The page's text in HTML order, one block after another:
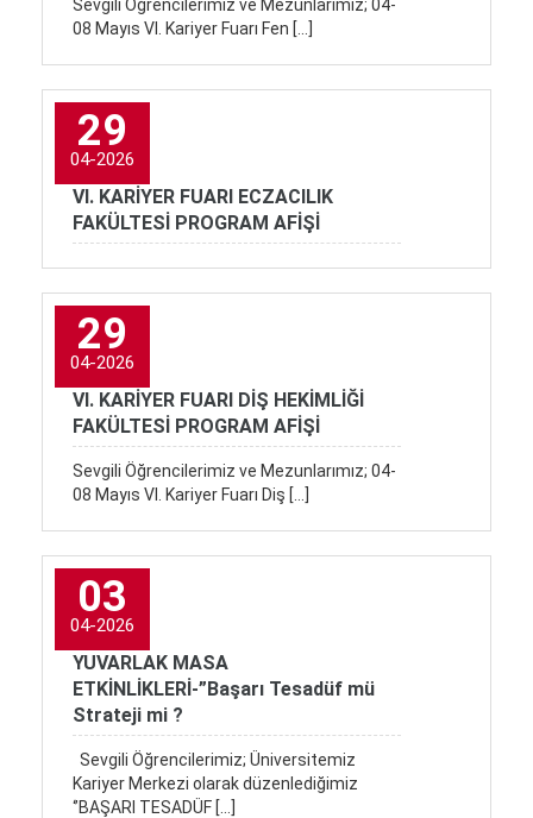
Sevgili Öğrencilerimiz ve Mezunlarımız; 04-
08 Mayıs VI. Kariyer Fuarı Fen […]
29
04-2026
VI. KARİYER FUARI ECZACILIK
FAKÜLTESİ PROGRAM AFİŞİ
29
04-2026
VI. KARİYER FUARI DİŞ HEKİMLİĞİ
FAKÜLTESİ PROGRAM AFİŞİ
Sevgili Öğrencilerimiz ve Mezunlarımız; 04-
08 Mayıs VI. Kariyer Fuarı Diş […]
03
04-2026
YUVARLAK MASA
ETKİNLİKLERİ-”Başarı Tesadüf mü
Strateji mi ?
Sevgili Öğrencilerimiz; Üniversitemiz
Kariyer Merkezi olarak düzenlediğimiz
‘’BAŞARI TESADÜF […]